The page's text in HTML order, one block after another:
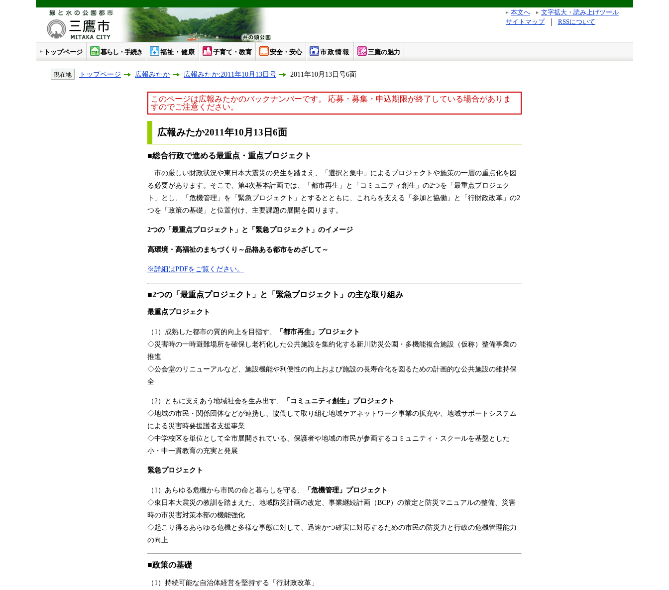
本文へ
文字拡大・読み上げツール
サイトマップ
RSSについて
トップページ 暮らし・手続き 福祉・健康 子育て・教育 安全・安心 市政情報 三鷹の魅力
現在地 トップページ 広報みたか 広報みたか:2011年10月13日号 2011年10月13日号6面
このページは広報みたかのバックナンバーです。 応募・募集・申込期限が終了している場合がありま
すのでご注意ください。
広報みたか2011年10月13日6面
■総合行政で進める最重点・重点プロジェクト
市の厳しい財政状況や東日本大震災の発生を踏まえ、「選択と集中」によるプロジェクトや施策の一層の重点化を図
る必要があります。そこで、第4次基本計画では、「都市再生」と「コミュニティ創生」の2つを「最重点プロジェク
ト」とし、「危機管理」を「緊急プロジェクト」とするとともに、これらを支える「参加と協働」と「行財政改革」の2
つを「政策の基礎」と位置付け、主要課題の展開を図ります。
2つの「最重点プロジェクト」と「緊急プロジェクト」のイメージ
高環境・高福祉のまちづくり～品格ある都市をめざして～
※詳細はPDFをご覧ください。
■2つの「最重点プロジェクト」と「緊急プロジェクト」の主な取り組み
最重点プロジェクト
（1）成熟した都市の質的向上を目指す、
「都市再生」プロジェクト
◇災害時の一時避難場所を確保し老朽化した公共施設を集約化する新川防災公園・多機能複合施設（仮称）整備事業の
推進
◇公会堂のリニューアルなど、施設機能や利便性の向上および施設の長寿命化を図るための計画的な公共施設の維持保
全
（2）ともに支えあう地域社会を生み出す、
「コミュニティ創生」プロジェクト
◇地域の市民・関係団体などが連携し、協働して取り組む地域ケアネットワーク事業の拡充や、地域サポートシステム
による災害時要援護者支援事業
◇中学校区を単位として全市展開されている、保護者や地域の市民が参画するコミュニティ・スクールを基盤とした
小・中一貫教育の充実と発展
緊急プロジェクト
（1）あらゆる危機から市民の命と暮らしを守る、
「危機管理」プロジェクト
◇東日本大震災の教訓を踏まえた、地域防災計画の改定、事業継続計画（BCP）の策定と防災マニュアルの整備、災害
時の市災害対策本部の機能強化
◇起こり得るあらゆる危機と多様な事態に対して、迅速かつ確実に対応するための市民の防災力と行政の危機管理能力
の向上
■政策の基礎
（1）持続可能な自治体経営を堅持する「行財政改革」